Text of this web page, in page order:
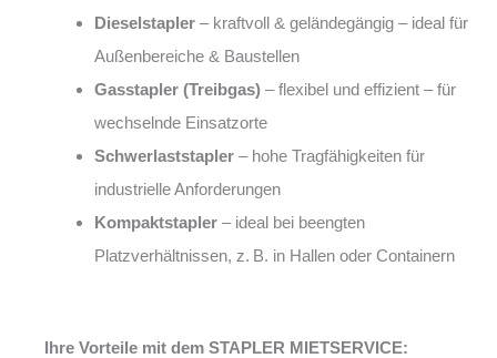
Dieselstapler – kraftvoll & geländegängig – ideal für
Außenbereiche & Baustellen
Gasstapler (Treibgas) – flexibel und effizient – für
wechselnde Einsatzorte
Schwerlaststapler – hohe Tragfähigkeiten für
industrielle Anforderungen
Kompaktstapler – ideal bei beengten
Platzverhältnissen, z. B. in Hallen oder Containern
Ihre Vorteile mit dem STAPLER MIETSERVICE: